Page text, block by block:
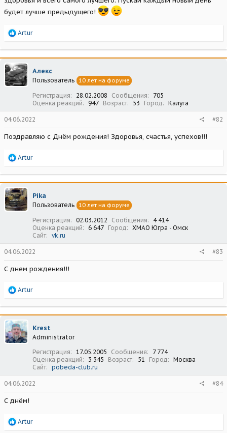
будет лучше предыдущего!
Р
а
к
ц
и
и
Artur
Алекс
Пользователь 10 лет на форуме
Регистрация 28.02.2008 Сообщения
705
Оценка реакций
947 Возраст 53 Город Калуга
04.06.2022 #82
Поздравляю с Днём рождения! Здоровья, счастья, успехов!!!
Р
а
к
ц
и
и
Artur
Pika
Пользователь 10 лет на форуме
Регистрация 02.03.2012 Сообщения
4 414
Оценка реакций
6 647 Город
ХМАО Югра - Омск
Сайт
vk.ru
04.06.2022 #83
С днем рождения!!!
Р
а
к
ц
и
и
Artur
Krest
Administrator
Регистрация
17.05.2005 Сообщения
7 774
Оценка реакций
3 345 Возраст 51 Город
Москва
Сайт
pobeda-club.ru
04.06.2022 #84
С днём!
Р
Artur